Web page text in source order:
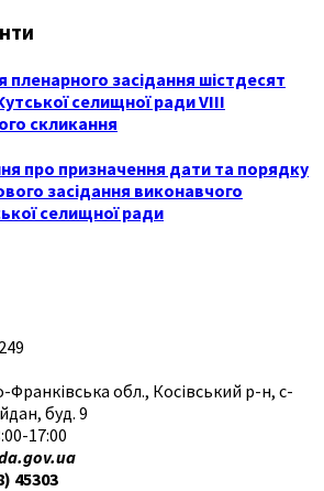
пленарного засідання шістдесят
селищної ради VIII
скликання
про призначення дати та порядку
засідання виконавчого
селищної ради
Франківська обл., Косівський р-н, с-
буд. 9
17:00
45303